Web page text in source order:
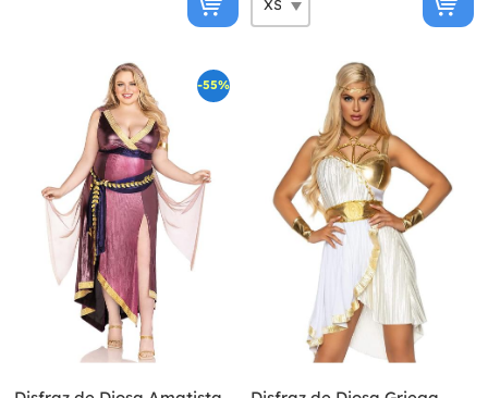
-55%